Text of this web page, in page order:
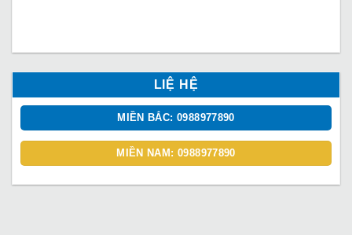
LIỆ HỆ
MIỀN BẮC: 0988977890
MIỀN NAM: 0988977890